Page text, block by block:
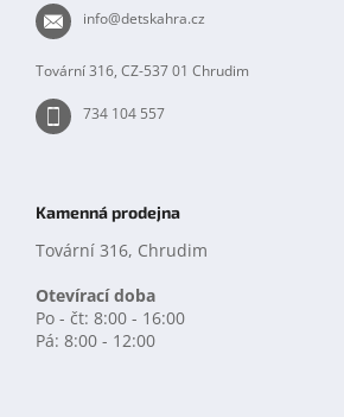
info@detskahra.cz
Tovární 316, CZ-537 01 Chrudim
734 104 557
Kamenná prodejna
Tovární 316, Chrudim
Otevírací doba
Po - čt: 8:00 - 16:00
Pá: 8:00 - 12:00